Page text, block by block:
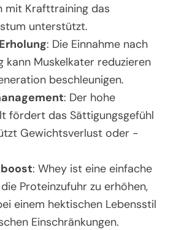
mit Krafttraining das
unterstützt.
: Die Einnahme nach
kann Muskelkater reduzieren
beschleunigen.
: Der hohe
fördert das Sättigungsgefühl
Gewichtsverlust oder -
: Whey ist eine einfache
Proteinzufuhr zu erhöhen,
einem hektischen Lebensstil
Einschränkungen.